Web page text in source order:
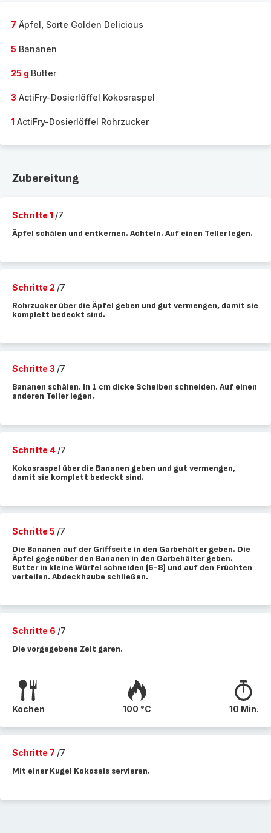
7 Äpfel, Sorte Golden Delicious
5 Bananen
25 g Butter
3 ActiFry-Dosierlöffel Kokosraspel
1 ActiFry-Dosierlöffel Rohrzucker
Zubereitung
Schritte 1 /7
Äpfel schälen und entkernen. Achteln. Auf einen Teller legen.
Schritte 2 /7
Rohrzucker über die Äpfel geben und gut vermengen, damit sie
komplett bedeckt sind.
Schritte 3 /7
Bananen schälen. In 1 cm dicke Scheiben schneiden. Auf einen
anderen Teller legen.
Schritte 4 /7
Kokosraspel über die Bananen geben und gut vermengen,
damit sie komplett bedeckt sind.
Schritte 5 /7
Die Bananen auf der Griffseite in den Garbehälter geben. Die
Äpfel gegenüber den Bananen in den Garbehälter geben.
Butter in kleine Würfel schneiden (6-8) und auf den Früchten
verteilen. Abdeckhaube schließen.
Schritte 6 /7
Die vorgegebene Zeit garen.
Kochen 100 °C 10 Min.
Schritte 7 /7
Mit einer Kugel Kokoseis servieren.